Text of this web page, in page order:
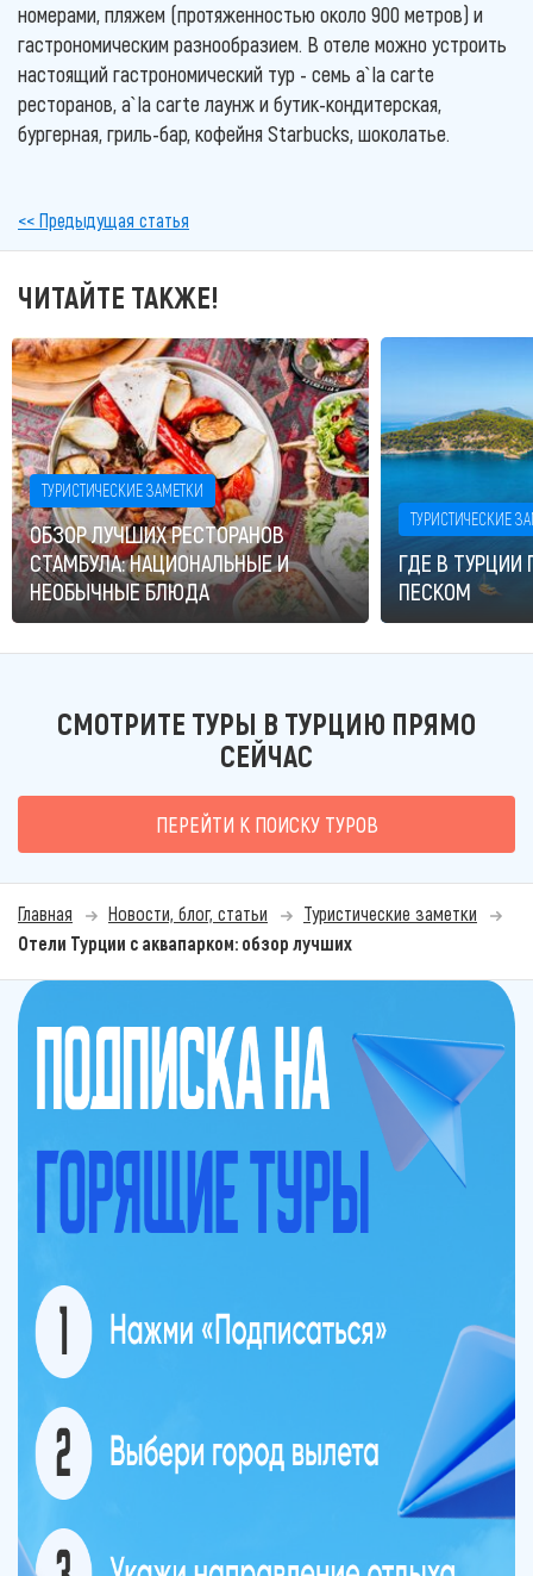
номерами, пляжем (протяженностью около 900 метров) и
гастрономическим разнообразием. В отеле можно устроить
настоящий гастрономический тур - семь a`la carte
ресторанов, a`la carte лаунж и бутик-кондитерская,
бургерная, гриль-бар, кофейня Starbucks, шоколатье.
<< Предыдущая статья
ЧИТАЙТЕ ТАКЖЕ!
ТУРИСТИЧЕСКИЕ ЗАМЕТКИ
ОБЗОР ЛУЧШИХ РЕСТОРАНОВ
СТАМБУЛА: НАЦИОНАЛЬНЫЕ И
НЕОБЫЧНЫЕ БЛЮДА
ТУРИСТИЧЕСКИЕ
ГДЕ В
ПЕСКОМ
СМОТРИТЕ ТУРЫ В ТУРЦИЮ ПРЯМО
СЕЙЧАС
ПЕРЕЙТИ К ПОИСКУ ТУРОВ
Главная Новости, блог, статьи
Туристические заметки
Отели Турции с аквапарком: обзор лучших